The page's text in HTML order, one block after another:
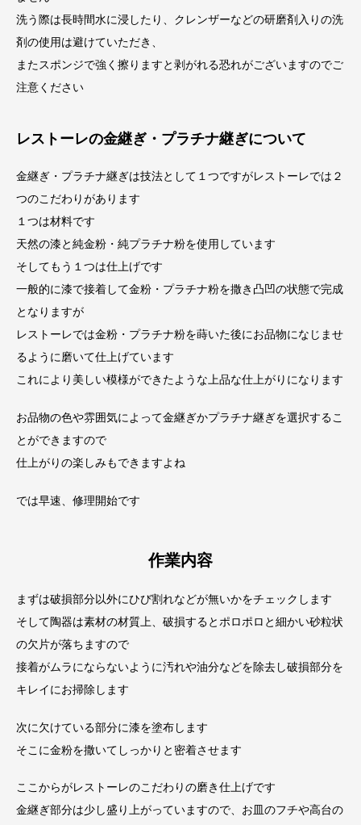
洗う際は長時間水に浸したり、クレンザーなどの研磨剤入りの洗
剤の使用は避けていただき、
またスポンジで強く擦りますと剥がれる恐れがございますのでご
注意ください
レストーレの金継ぎ・プラチナ継ぎについて
金継ぎ・プラチナ継ぎは技法として１つですがレストーレでは２
つのこだわりがあります
１つは材料です
天然の漆と純金粉・純プラチナ粉を使用しています
そしてもう１つは仕上げです
一般的に漆で接着して金粉・プラチナ粉を撒き凸凹の状態で完成
となりますが
レストーレでは金粉・プラチナ粉を蒔いた後にお品物になじませ
るように磨いて仕上げています
これにより美しい模様ができたような上品な仕上がりになります
お品物の色や雰囲気によって金継ぎかプラチナ継ぎを選択するこ
とができますので
仕上がりの楽しみもできますよね
では早速、修理開始です
作業内容
まずは破損部分以外にひび割れなどが無いかをチェックします
そして陶器は素材の材質上、破損するとポロポロと細かい砂粒状
の欠片が落ちますので
接着がムラにならないように汚れや油分などを除去し破損部分を
キレイにお掃除します
次に欠けている部分に漆を塗布します
そこに金粉を撒いてしっかりと密着させます
ここからがレストーレのこだわりの磨き仕上げです
金継ぎ部分は少し盛り上がっていますので、お皿のフチや高台の